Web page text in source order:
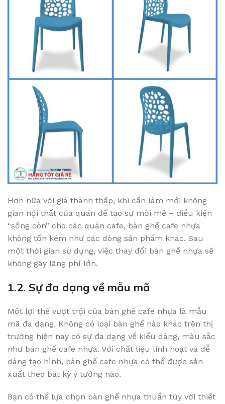
Hơn nữa với giá thành thấp, khi cần làm mới không
gian nội thất của quán để tạo sự mới mẻ – điều kiện
“sống còn” cho các quán cafe, bàn ghế cafe nhựa
không tốn kém như các dòng sản phẩm khác. Sau
một thời gian sử dụng, việc thay đổi bàn ghế nhựa sẽ
không gây lãng phí lớn.
1.2. Sự đa dạng về mẫu mã
Một lợi thế vượt trội của bàn ghế cafe nhựa là mẫu
mã đa dạng. Không có loại bàn ghế nào khác trên thị
trường hiện nay có sự đa dạng về kiểu dáng, màu sắc
như bàn ghế cafe nhựa. Với chất liệu linh hoạt và dễ
dàng tạo hình, bàn ghế cafe nhựa có thể được sản
xuất theo bất kỳ ý tưởng nào.
Bạn có thể lựa chọn bàn ghế nhựa thuần túy với thiết